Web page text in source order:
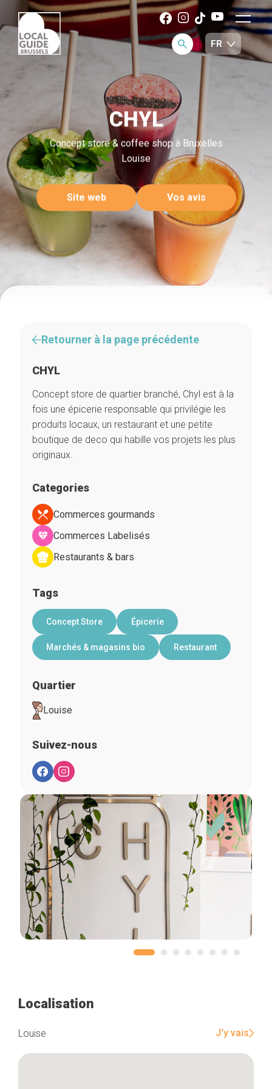
CHYL
Concept store & coffee shop à Bruxelles
Louise
Site web Vos avis
Retourner à la page précédente
CHYL
Concept store de quartier branché, Chyl est à la
fois une épicerie responsable qui privilégie les
produits locaux, un restaurant et une petite
boutique de deco qui habille vos projets les plus
originaux.
Categories
Commerces gourmands
Commerces Labelisés
Restaurants & bars
Tags
Concept Store Épicerie
Marchés & magasins bio Restaurant
Quartier
Louise
Suivez-nous
Localisation
Louise J'y vais